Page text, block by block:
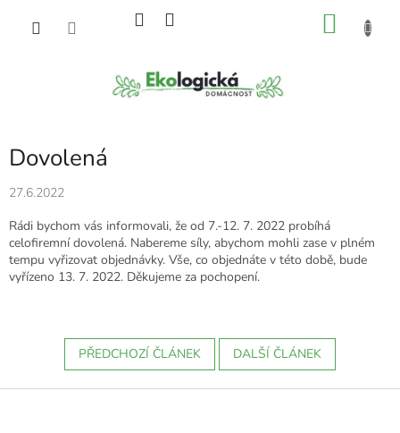
Dovolená
27.6.2022
Rádi bychom vás informovali, že od 7.-12. 7. 2022 probíhá
celofiremní dovolená. Nabereme síly, abychom mohli zase v plném
tempu vyřizovat objednávky. Vše, co objednáte v této době, bude
vyřízeno 13. 7. 2022. Děkujeme za pochopení.
PŘEDCHOZÍ ČLÁNEK DALŠÍ ČLÁNEK
Z